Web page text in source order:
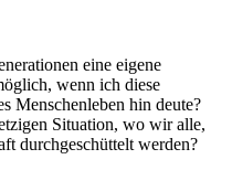
eine eigene
wenn ich diese
Menschenleben hin deute?
Situation, wo wir alle,
durchgeschüttelt werden?